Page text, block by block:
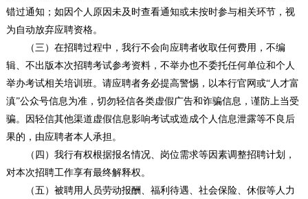
错过通知；如因个人原因未及时查看通知或未按时参与相关环节，视
为自动放弃应聘资格。
（三）在招聘过程中，我行不会向应聘者收取任何费用，不编
辑、不出版本次招聘考试参考资料，不举办也不委托任何单位和个人
举办考试相关培训班。请应聘者务必提高警惕，以本行官网或“人才富
滇”公众号信息为准，切勿轻信各类虚假广告和诈骗信息，谨防上当受
骗。因轻信其他渠道虚假信息影响考试或造成个人信息泄露等不良后
果的，由应聘者本人承担。
（四）我行有权根据报名情况、岗位需求等因素调整招聘计划，
对本次招聘工作享有最终解释权。
（五）被聘用人员劳动报酬、福利待遇、社会保险、休假等人力